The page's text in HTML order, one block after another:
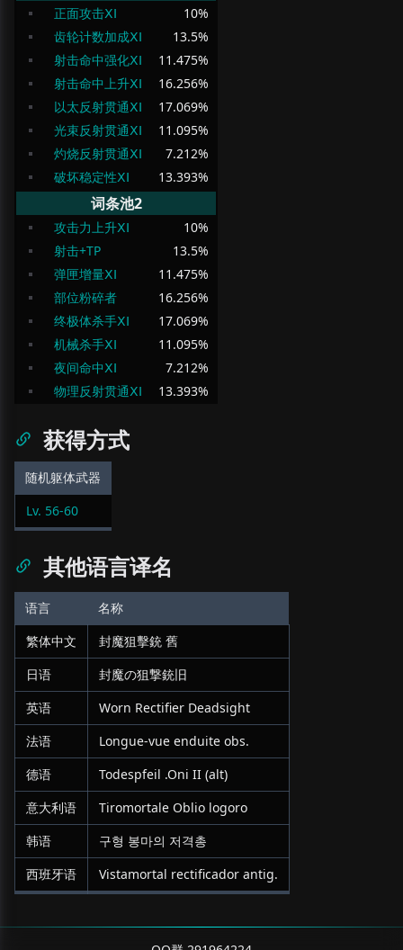
正面攻击ⅩⅠ 10%
齿轮计数加成ⅩⅠ
13.5%
射击命中强化ⅩⅠ
11.475%
射击命中上升ⅩⅠ
16.256%
以太反射贯通ⅩⅠ
17.069%
光束反射贯通ⅩⅠ
11.095%
灼烧反射贯通ⅩⅠ
7.212%
破坏稳定性ⅩⅠ
13.393%
词条池2
攻击力上升ⅩⅠ 10%
射击+TP
13.5%
弹匣增量ⅩⅠ
11.475%
部位粉碎者
16.256%
终极体杀手ⅩⅠ
17.069%
机械杀手ⅩⅠ
11.095%
夜间命中ⅩⅠ
7.212%
物理反射贯通ⅩⅠ
13.393%
获得方式
随机躯体武器
Lv. 56-60
其他语言译名
语言
名称
繁体中文
封魔狙擊銃 舊
日语
封魔の狙撃銃旧
英语
Worn Rectifier Deadsight
法语
Longue-vue enduite obs.
德语
Todespfeil .Oni II (alt)
意大利语
Tiromortale Oblio logoro
韩语
구형 봉마의 저격총
西班牙语
Vistamortal rectificador antig.